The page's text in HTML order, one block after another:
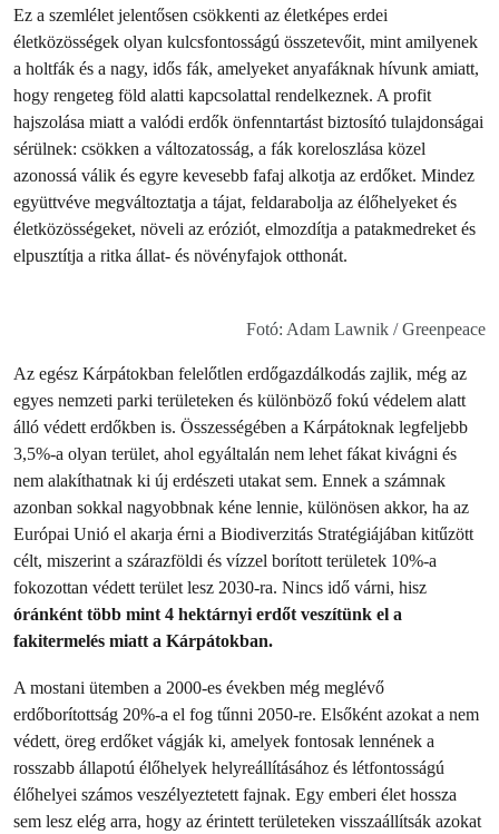
Ez a szemlélet jelentősen csökkenti az életképes erdei
életközösségek olyan kulcsfontosságú összetevőit, mint amilyenek
a holtfák és a nagy, idős fák, amelyeket anyafáknak hívunk amiatt,
hogy rengeteg föld alatti kapcsolattal rendelkeznek. A profit
hajszolása miatt a valódi erdők önfenntartást biztosító tulajdonságai
sérülnek: csökken a változatosság, a fák koreloszlása közel
azonossá válik és egyre kevesebb fafaj alkotja az erdőket. Mindez
együttvéve megváltoztatja a tájat, feldarabolja az élőhelyeket és
életközösségeket, növeli az eróziót, elmozdítja a patakmedreket és
elpusztítja a ritka állat- és növényfajok otthonát.
Fotó: Adam Lawnik / Greenpeace
Az egész Kárpátokban felelőtlen erdőgazdálkodás zajlik, még az
egyes nemzeti parki területeken és különböző fokú védelem alatt
álló védett erdőkben is. Összességében a Kárpátoknak legfeljebb
3,5%-a olyan terület, ahol egyáltalán nem lehet fákat kivágni és
nem alakíthatnak ki új erdészeti utakat sem. Ennek a számnak
azonban sokkal nagyobbnak kéne lennie, különösen akkor, ha az
Európai Unió el akarja érni a Biodiverzitás Stratégiájában kitűzött
célt, miszerint a szárazföldi és vízzel borított területek 10%-a
fokozottan védett terület lesz 2030-ra. Nincs idő várni, hisz
óránként több mint 4 hektárnyi erdőt veszítünk el a
fakitermelés miatt a Kárpátokban.
A mostani ütemben a 2000-es években még meglévő
erdőborítottság 20%-a el fog tűnni 2050-re. Elsőként azokat a nem
védett, öreg erdőket vágják ki, amelyek fontosak lennének a
rosszabb állapotú élőhelyek helyreállításához és létfontosságú
élőhelyei számos veszélyeztetett fajnak. Egy emberi élet hossza
sem lesz elég arra, hogy az érintett területeken visszaállítsák azokat